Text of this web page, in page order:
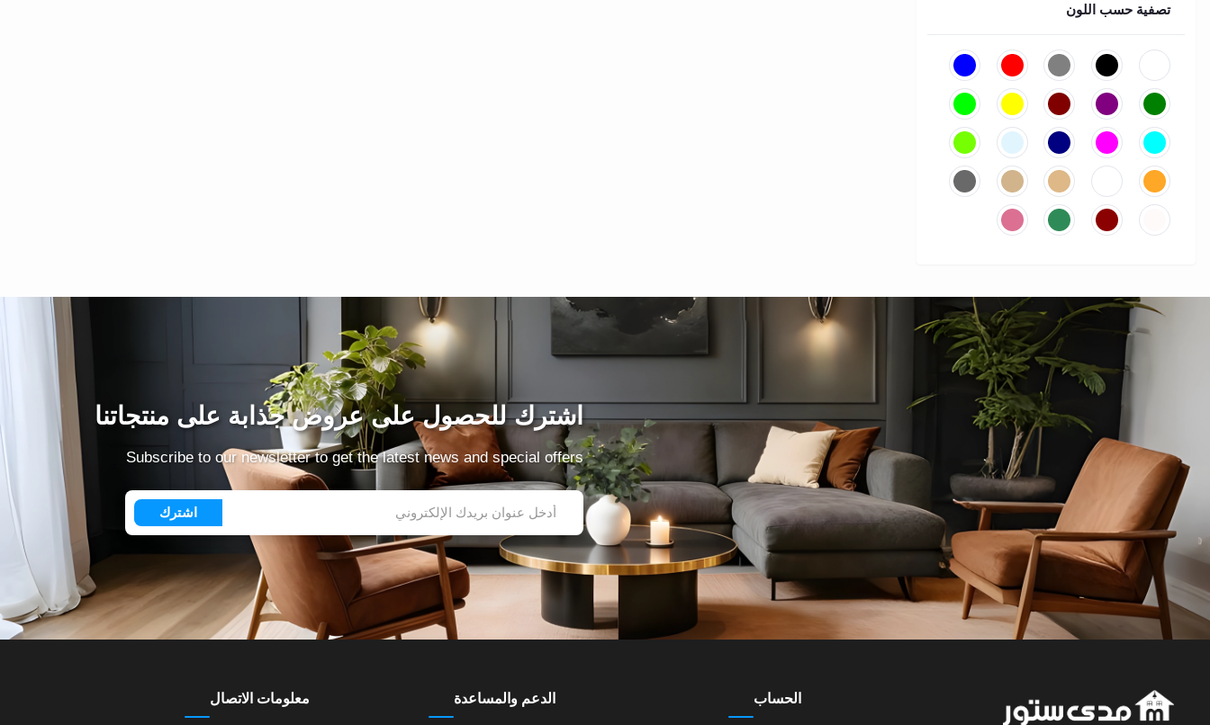
تصفية حسب اللون
اشترك للحصول على عروض جذابة على منتجاتنا
Subscribe to our newsletter to get the latest news and special offers
اشترك
الحساب الدعم والمساعدة معلومات الاتصال